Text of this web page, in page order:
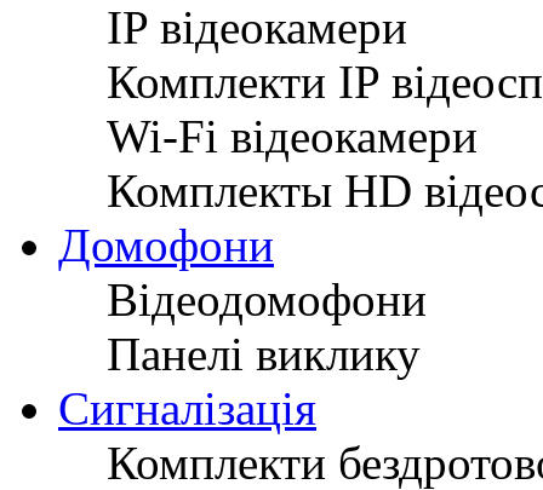
IP відеокамери
Комплекти IP
Wi-Fi відеокамери
Комплекты HD
Домофони
Відеодомофони
Панелі виклику
Сигналізація
Комплекти